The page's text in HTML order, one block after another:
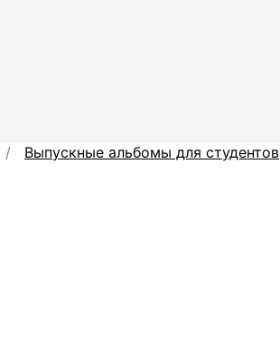
/ Выпускные альбомы для студентов